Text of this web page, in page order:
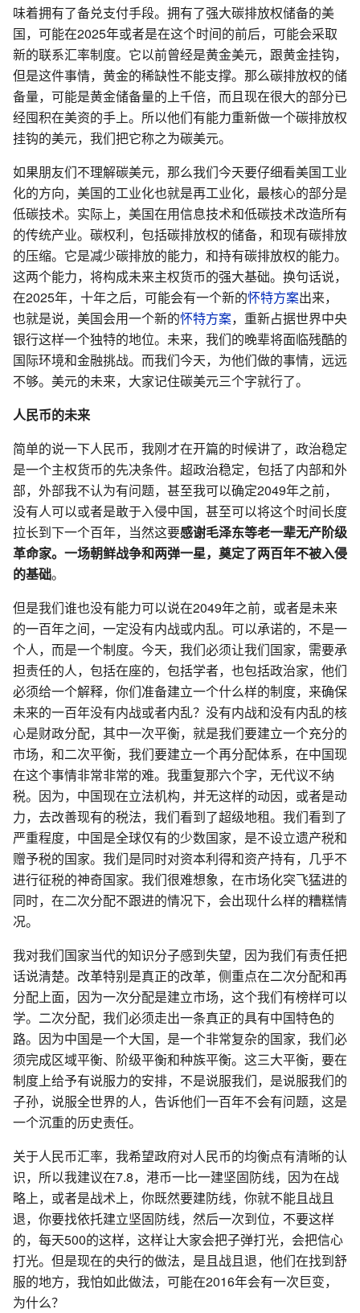
味着拥有了备兑支付手段。拥有了强大碳排放权储备的美
国，可能在2025年或者是在这个时间的前后，可能会采取
新的联系汇率制度。它以前曾经是黄金美元，跟黄金挂钩，
但是这件事情，黄金的稀缺性不能支撑。那么碳排放权的储
备量，可能是黄金储备量的上千倍，而且现在很大的部分已
经囤积在美资的手上。所以他们有能力重新做一个碳排放权
挂钩的美元，我们把它称之为碳美元。
如果朋友们不理解碳美元，那么我们今天要仔细看美国工业
化的方向，美国的工业化也就是再工业化，最核心的部分是
低碳技术。实际上，美国在用信息技术和低碳技术改造所有
的传统产业。碳权利，包括碳排放权的储备，和现有碳排放
的压缩。它是减少碳排放的能力，和持有碳排放权的能力。
这两个能力，将构成未来主权货币的强大基础。换句话说，
在2025年，十年之后，可能会有一个新的怀特方案出来，
也就是说，美国会用一个新的怀特方案，重新占据世界中央
银行这样一个独特的地位。未来，我们的晚辈将面临残酷的
国际环境和金融挑战。而我们今天，为他们做的事情，远远
不够。美元的未来，大家记住碳美元三个字就行了。
人民币的未来
简单的说一下人民币，我刚才在开篇的时候讲了，政治稳定
是一个主权货币的先决条件。超政治稳定，包括了内部和外
部，外部我不认为有问题，甚至我可以确定2049年之前，
没有人可以或者是敢于入侵中国，甚至可以将这个时间长度
拉长到下一个百年，当然这要感谢毛泽东等老一辈无产阶级
革命家。一场朝鲜战争和两弹一星，奠定了两百年不被入侵
的基础。
但是我们谁也没有能力可以说在2049年之前，或者是未来
的一百年之间，一定没有内战或内乱。可以承诺的，不是一
个人，而是一个制度。今天，我们必须让我们国家，需要承
担责任的人，包括在座的，包括学者，也包括政治家，他们
必须给一个解释，你们准备建立一个什么样的制度，来确保
未来的一百年没有内战或者内乱？没有内战和没有内乱的核
心是财政分配，其中一次平衡，就是我们要建立一个充分的
市场，和二次平衡，我们要建立一个再分配体系，在中国现
在这个事情非常非常的难。我重复那六个字，无代议不纳
税。因为，中国现在立法机构，并无这样的动因，或者是动
力，去改善现有的税法，我们看到了超级地租。我们看到了
严重程度，中国是全球仅有的少数国家，是不设立遗产税和
赠予税的国家。我们是同时对资本利得和资产持有，几乎不
进行征税的神奇国家。我们很难想象，在市场化突飞猛进的
同时，在二次分配不跟进的情况下，会出现什么样的糟糕情
况。
我对我们国家当代的知识分子感到失望，因为我们有责任把
话说清楚。改革特别是真正的改革，侧重点在二次分配和再
分配上面，因为一次分配是建立市场，这个我们有榜样可以
学。二次分配，我们必须走出一条真正的具有中国特色的
路。因为中国是一个大国，是一个非常复杂的国家，我们必
须完成区域平衡、阶级平衡和种族平衡。这三大平衡，要在
制度上给予有说服力的安排，不是说服我们，是说服我们的
子孙，说服全世界的人，告诉他们一百年不会有问题，这是
一个沉重的历史责任。
关于人民币汇率，我希望政府对人民币的均衡点有清晰的认
识，所以我建议在7.8，港币一比一建坚固防线，因为在战
略上，或者是战术上，你既然要建防线，你就不能且战且
退，你要找依托建立坚固防线，然后一次到位，不要这样
的，每天500的这样，这样让大家会把子弹打光，会把信心
打光。但是现在的央行的做法，是且战且退，他们在找到舒
服的地方，我怕如此做法，可能在2016年会有一次巨变，
为什么？